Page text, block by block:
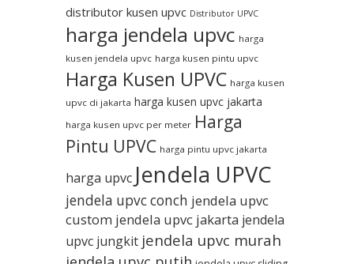
distributor kusen upvc Distributor UPVC
harga jendela upvc harga
kusen jendela upvc harga kusen pintu upvc
Harga Kusen UPVC harga kusen
upvc di jakarta harga kusen upvc jakarta
harga kusen upvc per meter Harga
Pintu UPVC harga pintu upvc jakarta
harga upvc Jendela UPVC
jendela upvc conch jendela upvc
custom jendela upvc jakarta jendela
upvc jungkit jendela upvc murah